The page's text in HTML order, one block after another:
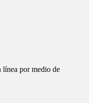
línea por medio de